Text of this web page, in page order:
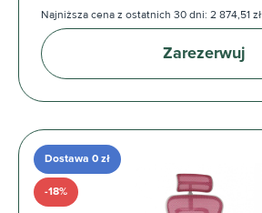
Najniższa cena z ostatnich 30 dni: 2 874,51 zł
Zarezerwuj
Dostawa 0 zł
-18%